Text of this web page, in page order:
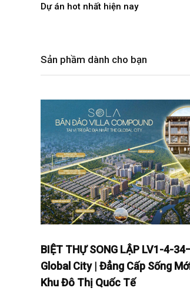
Dự án hot nhất hiện nay
Sản phầm dành cho bạn
BIỆT THỰ SONG LẬP LV1-4-
Global City | Đẳng Cấp Sống
Khu Đô Thị Quốc Tế